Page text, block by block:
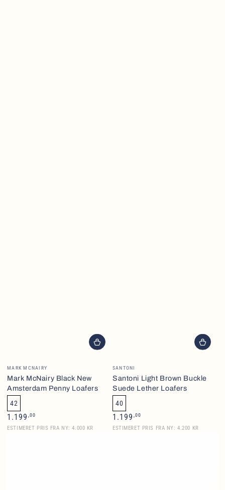
Brand
MARK MCNAIRY
Mark McNairy Black New
Amsterdam Penny Loafers
42
Normalpris
1.199 ,00
ESTIMERET PRIS FRA NY: 4.000 KR
Brand
SANTONI
Santoni Light Brown Buckle
Suede Lether Loafers
40
Normalpris
1.199 ,00
ESTIMERET PRIS FRA NY: 4.200 KR